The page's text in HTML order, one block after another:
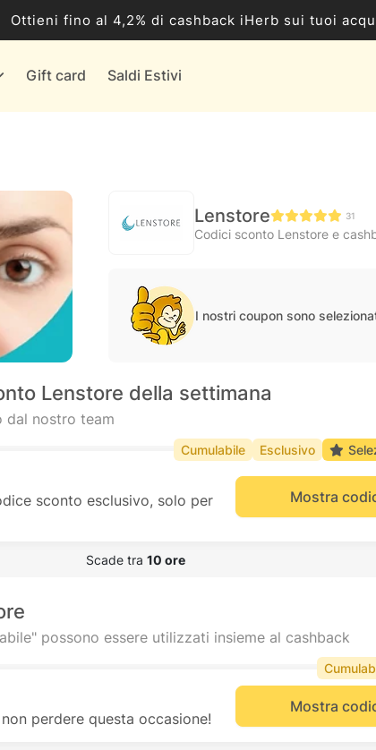
Ottieni fino al 4,2% di cashback iHerb sui tuoi
Gift card Saldi Estivi
Lenstore 31
Codici sconto Lenstore e
I nostri coupon sono
Lenstore della settimana
dal nostro team
sconto esclusivo, solo per
Mostra
Scade tra 10 ore
Cumulabile Esclusivo
possono essere utilizzati insieme al cashback
perdere questa occasione!
Mostra